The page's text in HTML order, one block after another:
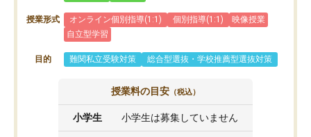
授業形式 オンライン個別指導(1:1) 個別指導(1:1)
映像授業
自立型学習
目的 難関私立受験対策 総合型選抜・学校推薦型選抜対策
授業料の目安 （税込）
小学生 小学生は募集していません